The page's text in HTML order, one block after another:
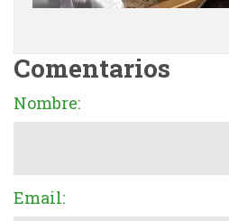
Comentarios
Nombre:
Email: